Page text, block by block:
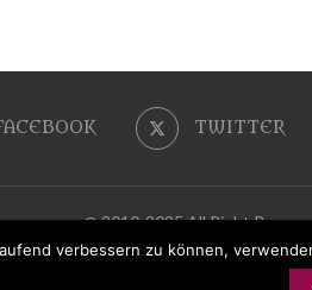
TWITTER
@ 2010-2025 All Right
verbessern zu können,